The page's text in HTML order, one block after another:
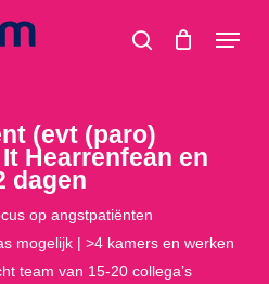
search
Menu
(evt (paro)
Hearrenfean en
dagen
op angstpatiënten
mogelijk | >4 kamers en werken
team van 15-20 collega’s